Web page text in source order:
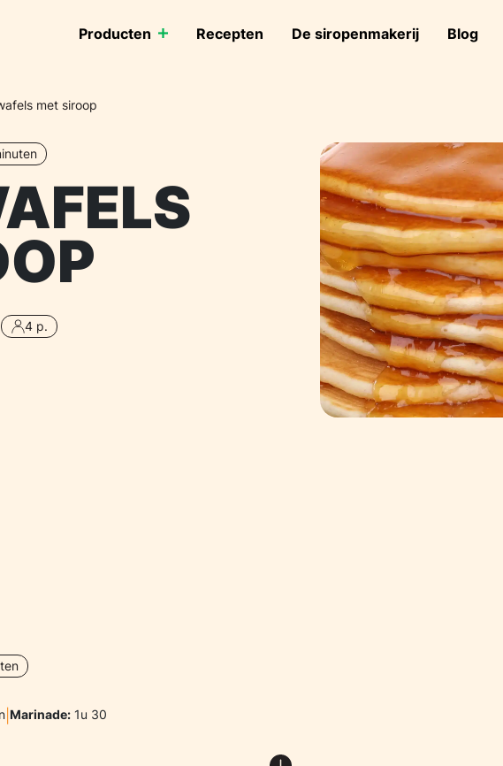
Producten Recepten De siropenmakerij Blog
met siroop
4 p.
Marinade: 1u 30